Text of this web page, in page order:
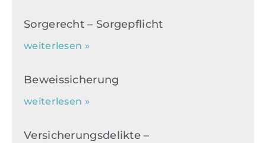
Sorgerecht – Sorgepflicht
weiterlesen »
Beweissicherung
weiterlesen »
Versicherungsdelikte –